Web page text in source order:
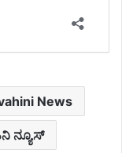
News
ನ್ಯೂಸ್